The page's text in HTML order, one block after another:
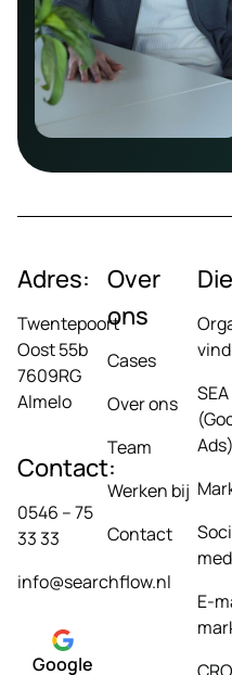
Adres:
Twentepoort
Oost 55b
7609RG
Almelo
Contact:
0546 – 75
33 33
info@searchflow.nl
Google
Over
ons
Cases
Over ons
Team
Werken bij
Contact
SEA
Ads)
E-